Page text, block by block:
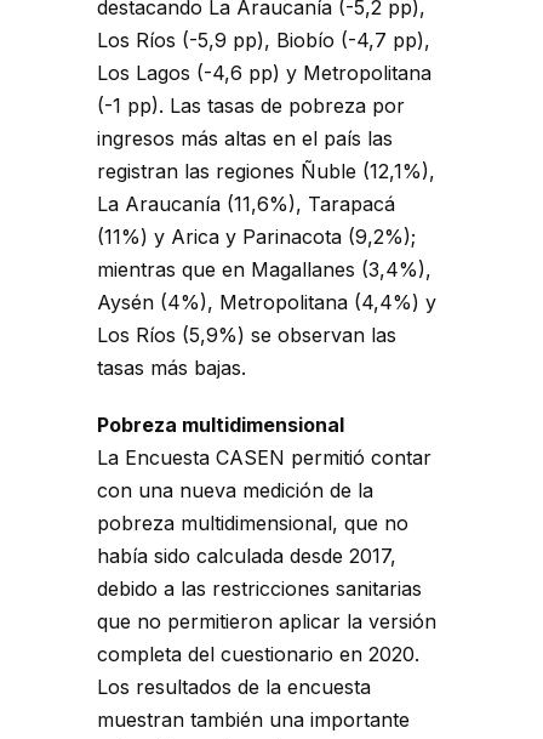
destacando La Araucanía (-5,2 pp),
Los Ríos (-5,9 pp), Biobío (-4,7 pp),
Los Lagos (-4,6 pp) y Metropolitana
(-1 pp). Las tasas de pobreza por
ingresos más altas en el país las
registran las regiones Ñuble (12,1%),
La Araucanía (11,6%), Tarapacá
(11%) y Arica y Parinacota (9,2%);
mientras que en Magallanes (3,4%),
Aysén (4%), Metropolitana (4,4%) y
Los Ríos (5,9%) se observan las
tasas más bajas.
Pobreza multidimensional
La Encuesta CASEN permitió contar
con una nueva medición de la
pobreza multidimensional, que no
había sido calculada desde 2017,
debido a las restricciones sanitarias
que no permitieron aplicar la versión
completa del cuestionario en 2020.
Los resultados de la encuesta
muestran también una importante